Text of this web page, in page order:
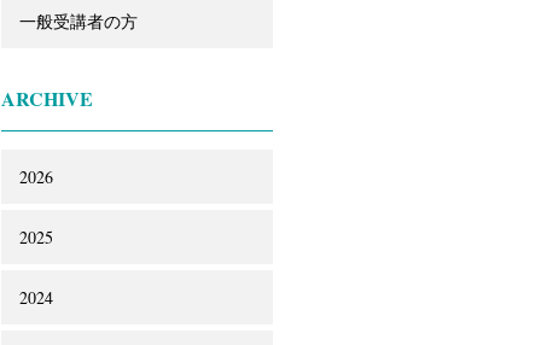
一般受講者の方
ARCHIVE
2026
2025
2024